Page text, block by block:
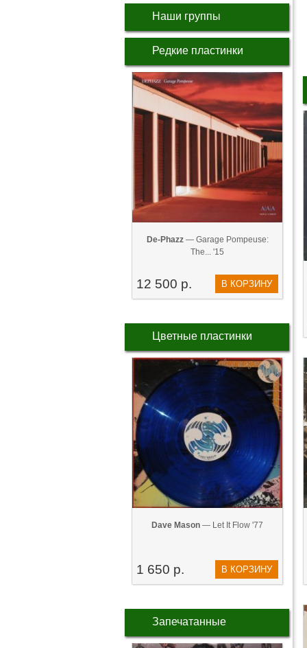
Наши группы
Редкие пластинки
De-Phazz— Garage Pompeuse:
The... '15
12 500 р. В КОРЗИНУ
Цветные пластинки
Dave Mason — Let It Flow '77
1 650 р. В КОРЗИНУ
Запечатанные